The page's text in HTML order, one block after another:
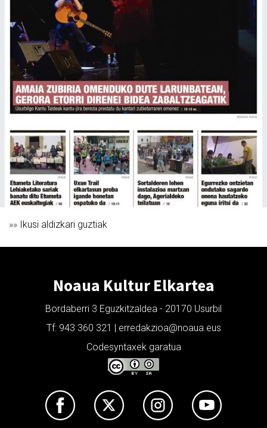
»» Ikusi aldizkari guztiak
Noaua Kultur Elkartea
Bordaberri 3 Eguzkitzaldea - 20170 Usurbil
Tf: 943 360 321 | erredakzioa@noaua.eus
Codesyntaxek garatua